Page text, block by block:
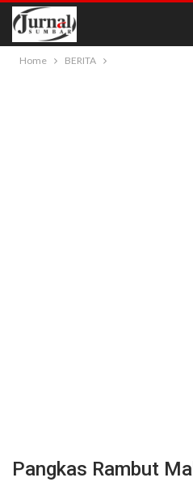
Home BERITA
Pangkas Rambut